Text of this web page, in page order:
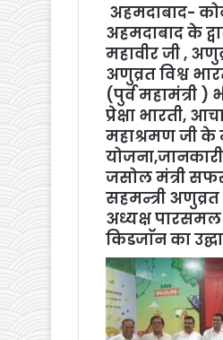
अहमदाबाद-
अहमदाबाद के
महावीर जी ,
अणुव्रत विश्व
(पुर्व महामंत्री
प्रेक्षा भारती,
महाश्रमण जी के
जसोल मंत्री
सहमन्त्री
अध्यक्ष पारसमल
किडजाॅन का